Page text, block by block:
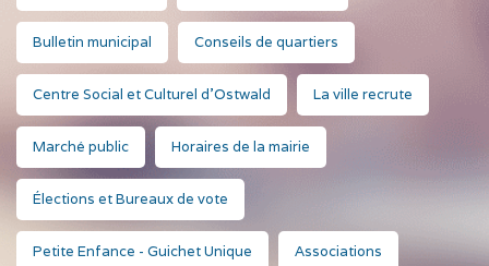
Bulletin municipal Conseils de quartiers
Centre Social et Culturel d'Ostwald La ville recrute
Marché public Horaires de la mairie
Élections et Bureaux de vote
Petite Enfance - Guichet Unique Associations